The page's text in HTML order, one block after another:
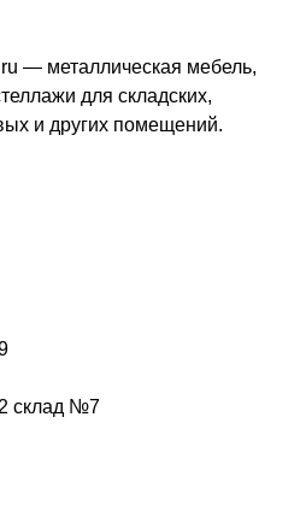
— металлическая мебель,
для складских,
и других помещений.
склад №7